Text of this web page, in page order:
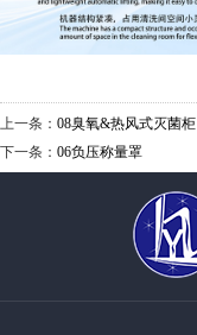
上一条： 08臭氧&热风式灭菌柜
下一条： 06负压称量罩